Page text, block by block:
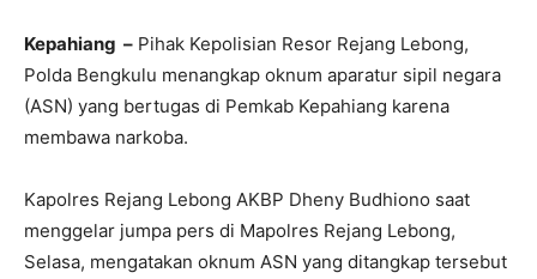
Kepahiang – Pihak Kepolisian Resor Rejang Lebong,
Polda Bengkulu menangkap oknum aparatur sipil negara
(ASN) yang bertugas di Pemkab Kepahiang karena
membawa narkoba.
Kapolres Rejang Lebong AKBP Dheny Budhiono saat
menggelar jumpa pers di Mapolres Rejang Lebong,
Selasa, mengatakan oknum ASN yang ditangkap tersebut